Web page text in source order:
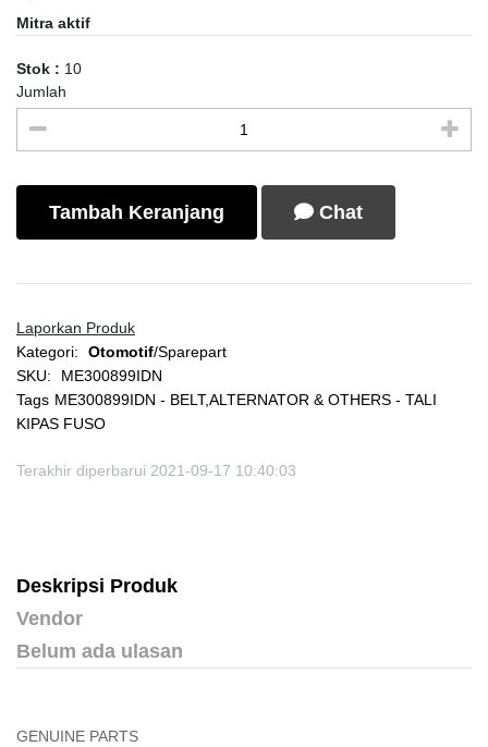
Mitra aktif
Stok : 10
Jumlah
Tambah Keranjang Chat
Laporkan Produk
Kategori:
Otomotif/Sparepart
SKU:
ME300899IDN
Tags ME300899IDN - BELT,ALTERNATOR & OTHERS - TALI
KIPAS FUSO
Terakhir diperbarui 2021-09-17 10:40:03
Deskripsi Produk
Vendor
Belum ada ulasan
GENUINE PARTS